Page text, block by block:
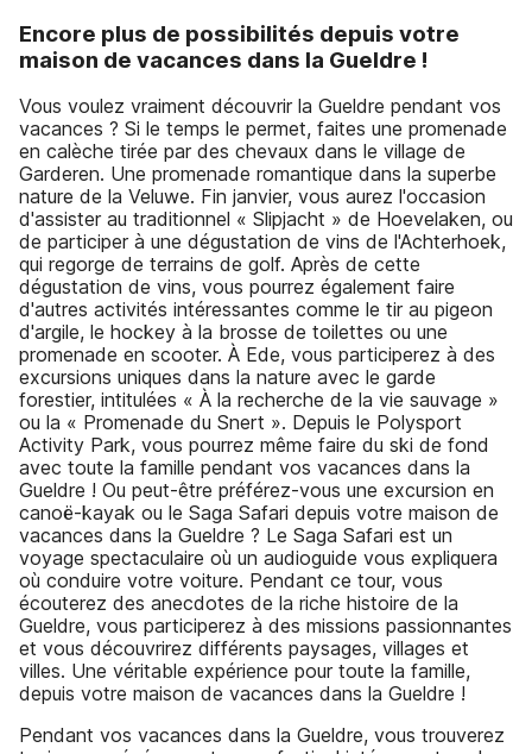
Encore plus de possibilités depuis votre
maison de vacances dans la Gueldre !
Vous voulez vraiment découvrir la Gueldre pendant vos
vacances ? Si le temps le permet, faites une promenade
en calèche tirée par des chevaux dans le village de
Garderen. Une promenade romantique dans la superbe
nature de la Veluwe. Fin janvier, vous aurez l'occasion
d'assister au traditionnel « Slipjacht » de Hoevelaken, ou
de participer à une dégustation de vins de l'Achterhoek,
qui regorge de terrains de golf. Après de cette
dégustation de vins, vous pourrez également faire
d'autres activités intéressantes comme le tir au pigeon
d'argile, le hockey à la brosse de toilettes ou une
promenade en scooter. À Ede, vous participerez à des
excursions uniques dans la nature avec le garde
forestier, intitulées « À la recherche de la vie sauvage »
ou la « Promenade du Snert ». Depuis le Polysport
Activity Park, vous pourrez même faire du ski de fond
avec toute la famille pendant vos vacances dans la
Gueldre ! Ou peut-être préférez-vous une excursion en
canoë-kayak ou le Saga Safari depuis votre maison de
vacances dans la Gueldre ? Le Saga Safari est un
voyage spectaculaire où un audioguide vous expliquera
où conduire votre voiture. Pendant ce tour, vous
écouterez des anecdotes de la riche histoire de la
Gueldre, vous participerez à des missions passionnantes
et vous découvrirez différents paysages, villages et
villes. Une véritable expérience pour toute la famille,
depuis votre maison de vacances dans la Gueldre !
Pendant vos vacances dans la Gueldre, vous trouverez